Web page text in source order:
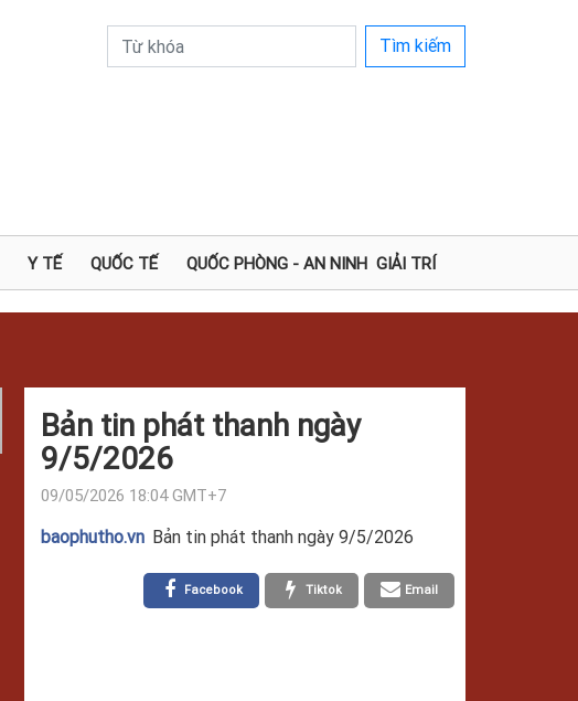
Tìm kiếm
Y TẾ QUỐC TẾ QUỐC PHÒNG - AN NINH GIẢI TRÍ
Bản tin phát thanh ngày
9/5/2026
09/05/2026 18:04 GMT+7
baophutho.vn Bản tin phát thanh ngày 9/5/2026
Email
Tiktok
Facebook